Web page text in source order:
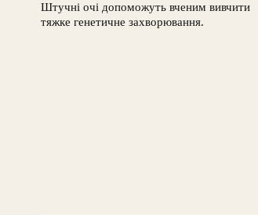
Штучні очі допоможуть вченим вивчити
тяжке генетичне захворювання.